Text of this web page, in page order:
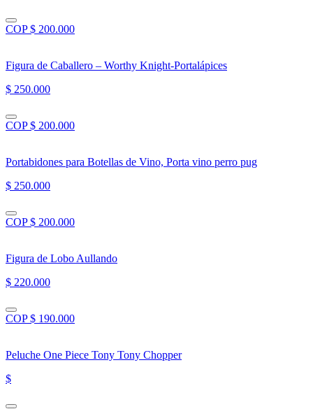
COP $ 200.000
Figura de Caballero – Worthy Knight-Portalápices
$ 250.000
COP $ 200.000
Portabidones para Botellas de Vino, Porta vino perro pug
$ 250.000
COP $ 200.000
Figura de Lobo Aullando
$ 220.000
COP $ 190.000
Peluche One Piece Tony Tony Chopper
$